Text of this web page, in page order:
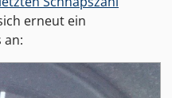
erneut ein
an: